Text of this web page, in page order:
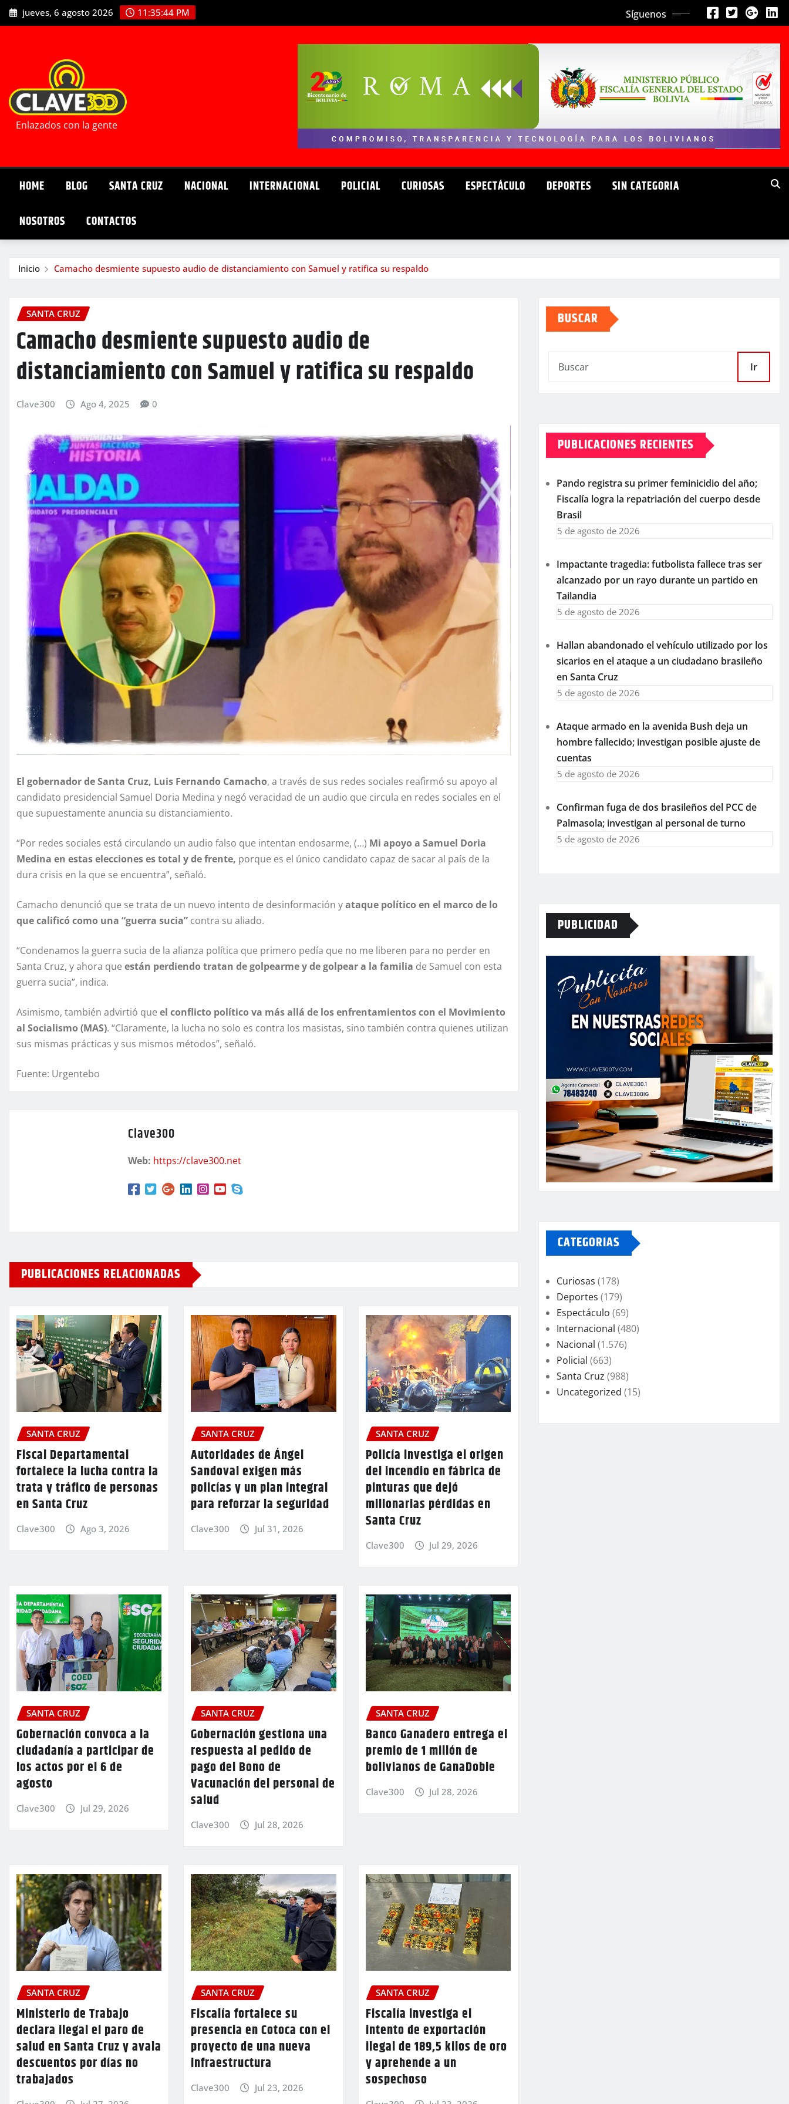
Saltar
al
jueves, 6 agosto 2026 11:35:46 PM Síguenos
Enlazados con la gente
HOME BLOG SANTA CRUZ NACIONAL INTERNACIONAL POLICIAL CURIOSAS ESPECTÁCULO DEPORTES SIN CATEGORIA
NOSOTROS CONTACTOS
Inicio Camacho desmiente supuesto audio de distanciamiento con Samuel y ratifica su respaldo
SANTA CRUZ
Camacho desmiente supuesto audio de
distanciamiento con Samuel y ratifica su respaldo
Clave300 Ago 4, 2025 0
El gobernador de Santa Cruz, Luis Fernando Camacho, a través de sus redes sociales reafirmó su apoyo al
candidato presidencial Samuel Doria Medina y negó veracidad de un audio que circula en redes sociales en el
que supuestamente anuncia su distanciamiento.
“Por redes sociales está circulando un audio falso que intentan endosarme, (…) Mi apoyo a Samuel Doria
Medina en estas elecciones es total y de frente, porque es el único candidato capaz de sacar al país de la
dura crisis en la que se encuentra”, señaló.
Camacho denunció que se trata de un nuevo intento de desinformación yataque político en el marco de lo
que calificó como una “guerra sucia” contra su aliado.
“Condenamos la guerra sucia de la alianza política que primero pedía que no me liberen para no perder en
Santa Cruz, y ahora que están perdiendo tratan de golpearme y de golpear a la familia de Samuel con esta
guerra sucia”, indica.
Asimismo, también advirtió que el conflicto político va más allá de los enfrentamientos con el Movimiento
al Socialismo (MAS). “Claramente, la lucha no solo es contra los masistas, sino también contra quienes utilizan
sus mismas prácticas y sus mismos métodos”, señaló.
Fuente: Urgentebo
Clave300
Web: https://clave300.net
PUBLICACIONES RELACIONADAS
SANTA CRUZ
Fiscal Departamental
fortalece la lucha contra la
trata y tráfico de personas
en Santa Cruz
Clave300 Ago 3, 2026
SANTA CRUZ
Autoridades de Ángel
Sandoval exigen más
policías y un plan integral
para reforzar la seguridad
Clave300 Jul 31, 2026
SANTA CRUZ
Policía investiga el origen
del incendio en fábrica de
pinturas que dejó
millonarias pérdidas en
Santa Cruz
Clave300 Jul 29, 2026
SANTA CRUZ
Gobernación convoca a la
ciudadanía a participar de
los actos por el 6 de
agosto
Clave300 Jul 29, 2026
SANTA CRUZ
Gobernación gestiona una
respuesta al pedido de
pago del Bono de
Vacunación del personal de
salud
Clave300 Jul 28, 2026
SANTA CRUZ
Banco Ganadero entrega el
premio de 1 millón de
bolivianos de GanaDoble
Clave300 Jul 28, 2026
SANTA CRUZ
Ministerio de Trabajo
declara ilegal el paro de
salud en Santa Cruz y avala
descuentos por días no
trabajados
SANTA CRUZ
Fiscalía fortalece su
presencia en Cotoca con el
proyecto de una nueva
infraestructura
Clave300 Jul 23, 2026
SANTA CRUZ
Fiscalía investiga el
intento de exportación
ilegal de 189,5 kilos de oro
y aprehende a un
sospechoso
BUSCAR
Ir
PUBLICACIONES RECIENTES
Pando registra su primer feminicidio del año;
Fiscalía logra la repatriación del cuerpo desde
Brasil
5 de agosto de 2026
Impactante tragedia: futbolista fallece tras ser
alcanzado por un rayo durante un partido en
Tailandia
5 de agosto de 2026
Hallan abandonado el vehículo utilizado por los
sicarios en el ataque a un ciudadano brasileño
en Santa Cruz
5 de agosto de 2026
Ataque armado en la avenida Bush deja un
hombre fallecido; investigan posible ajuste de
cuentas
5 de agosto de 2026
Confirman fuga de dos brasileños del PCC de
Palmasola; investigan al personal de turno
5 de agosto de 2026
PUBLICIDAD
CATEGORIAS
Curiosas (178)
Deportes (179)
Espectáculo (69)
Internacional (480)
Nacional (1.576)
Policial (663)
Santa Cruz (988)
Uncategorized (15)